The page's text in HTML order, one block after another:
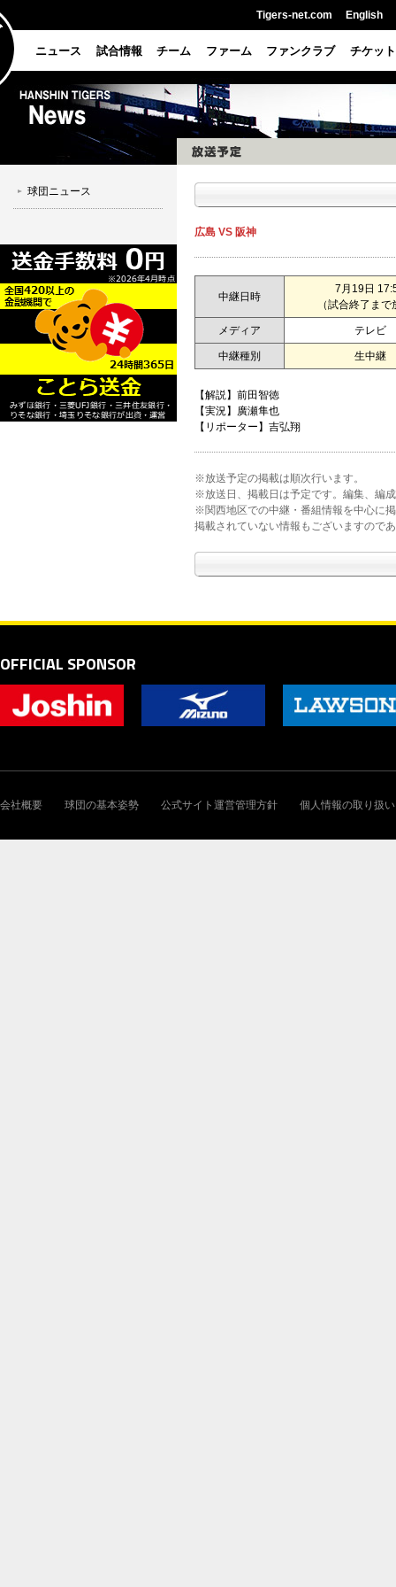
Tigers-net.com English
ニュース 試合情報 チーム ファーム ファンクラブ チケット
球団ニュース
広島 VS 阪神
中継日時
7月19日
（試合終了まで
メディア テレビ
中継種別 生中継
【解説】前田智徳
【実況】廣瀬隼也
【リポーター】吉弘翔
※放送予定の掲載は順次行います。
※放送日、掲載日は予定です。編集、編
※関西地区での中継・番組情報を中心に
掲載されていない情報もございますので
OFFICIAL SPONSOR
会社概要 球団の基本姿勢 公式サイト運営管理方針 個人情報の取り扱い